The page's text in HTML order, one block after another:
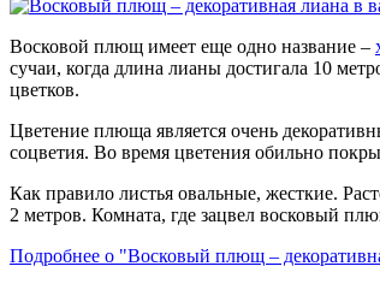
Восковой плющ имеет еще одно название –
сучаи, когда длина лианы достигала 10
цветков.
Цветение плюща является очень
соцветия. Во время цветения обильно
Как правило листья овальные, жесткие.
2 метров. Комната, где зацвел восковый
Подробнее о "Восковый плющ –